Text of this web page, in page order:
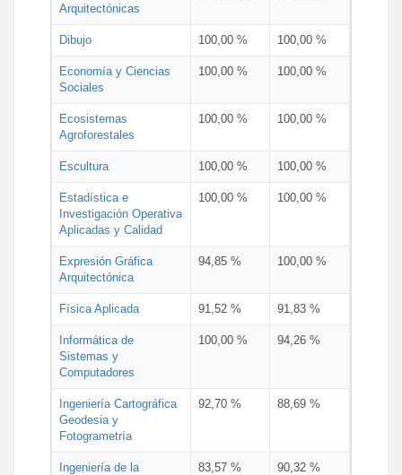
Arquitectónicas
Dibujo 100,00 % 100,00 %
Economía y Ciencias
Sociales
100,00 % 100,00 %
Ecosistemas
Agroforestales
100,00 % 100,00 %
Escultura 100,00 % 100,00 %
Estadística e
Investigación Operativa
Aplicadas y Calidad
100,00 % 100,00 %
Expresión Gráfica
Arquitectónica
94,85 % 100,00 %
Física Aplicada 91,52 % 91,83 %
Informática de
Sistemas y
Computadores
100,00 % 94,26 %
Ingeniería Cartográfica
Geodesia y
Fotogrametría
92,70 % 88,69 %
Ingeniería de la
83,57 % 90,32 %